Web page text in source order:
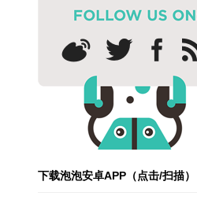
下载泡泡安卓APP（点击/扫描）